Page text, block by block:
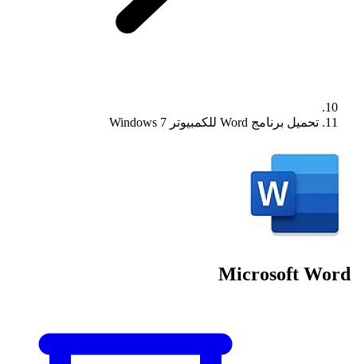
تحميل برنامج Word للكمبيوتر Windows 7
Microsoft Word